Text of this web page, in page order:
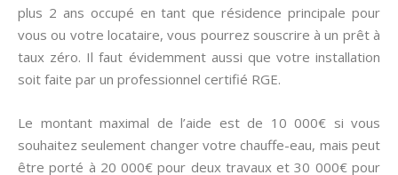
plus 2 ans occupé en tant que résidence principale pour
vous ou votre locataire, vous pourrez souscrire à un prêt à
taux zéro. Il faut évidemment aussi que votre installation
soit faite par un professionnel certifié RGE.
Le montant maximal de l’aide est de 10 000€ si vous
souhaitez seulement changer votre chauffe-eau, mais peut
être porté à 20 000€ pour deux travaux et 30 000€ pour